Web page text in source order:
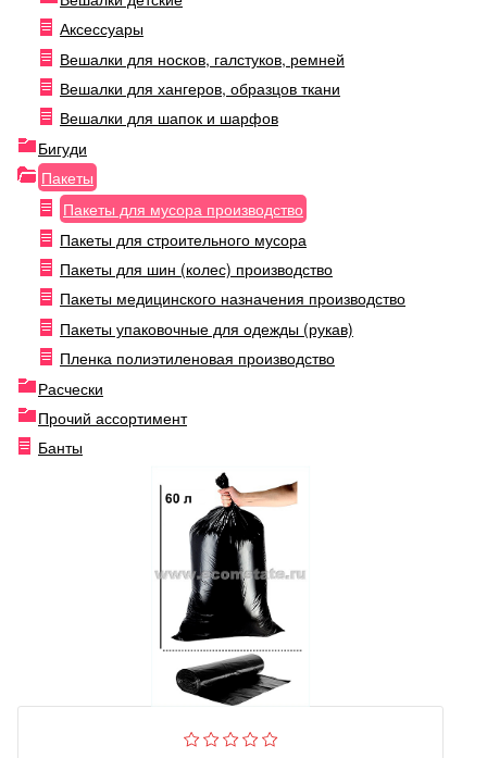
Аксессуары
Вешалки для носков, галстуков, ремней
Вешалки для хангеров, образцов ткани
Вешалки для шапок и шарфов
Бигуди
Пакеты
Пакеты для мусора производство
Пакеты для строительного мусора
Пакеты для шин (колес) производство
Пакеты медицинского назначения производство
Пакеты упаковочные для одежды (рукав)
Пленка полиэтиленовая производство
Расчески
Прочий ассортимент
Банты